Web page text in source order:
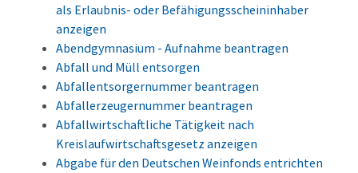
als Erlaubnis- oder Befähigungsscheininhaber
anzeigen
Abendgymnasium - Aufnahme beantragen
Abfall und Müll entsorgen
Abfallentsorgernummer beantragen
Abfallerzeugernummer beantragen
Abfallwirtschaftliche Tätigkeit nach
Kreislaufwirtschaftsgesetz anzeigen
Abgabe für den Deutschen Weinfonds entrichten